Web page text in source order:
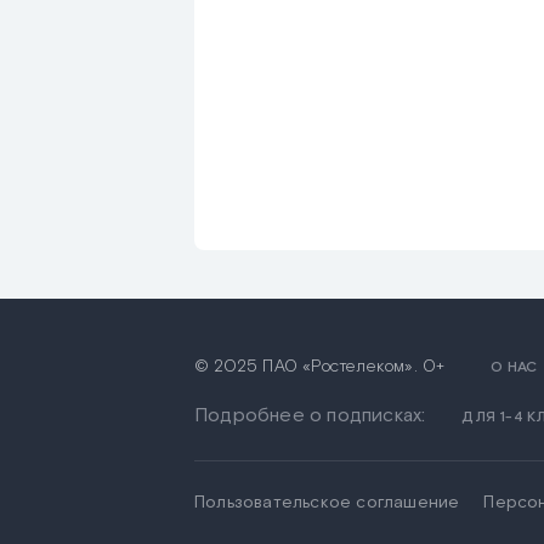
© 2025 ПАО «Ростелеком». 0+ О НАС
Подробнее о подписках: ДЛЯ 1-4
Пользовательское соглашение